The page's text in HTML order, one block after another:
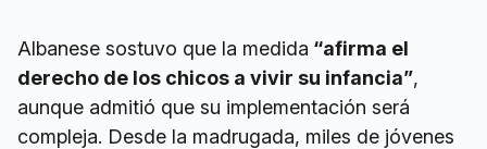
Albanese sostuvo que la medida “afirma el
derecho de los chicos a vivir su infancia”,
aunque admitió que su implementación será
compleja. Desde la madrugada, miles de jóvenes